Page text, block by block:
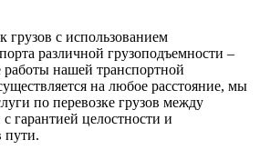
грузов с использованием
различной грузоподъемности –
работы нашей транспортной
на любое расстояние, мы
по перевозке грузов между
гарантией целостности и
пути.